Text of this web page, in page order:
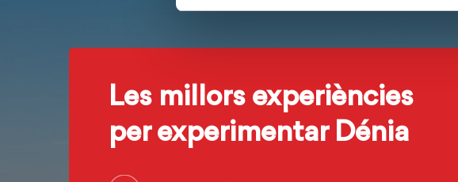
Les millors experiències
per experimentar Dénia